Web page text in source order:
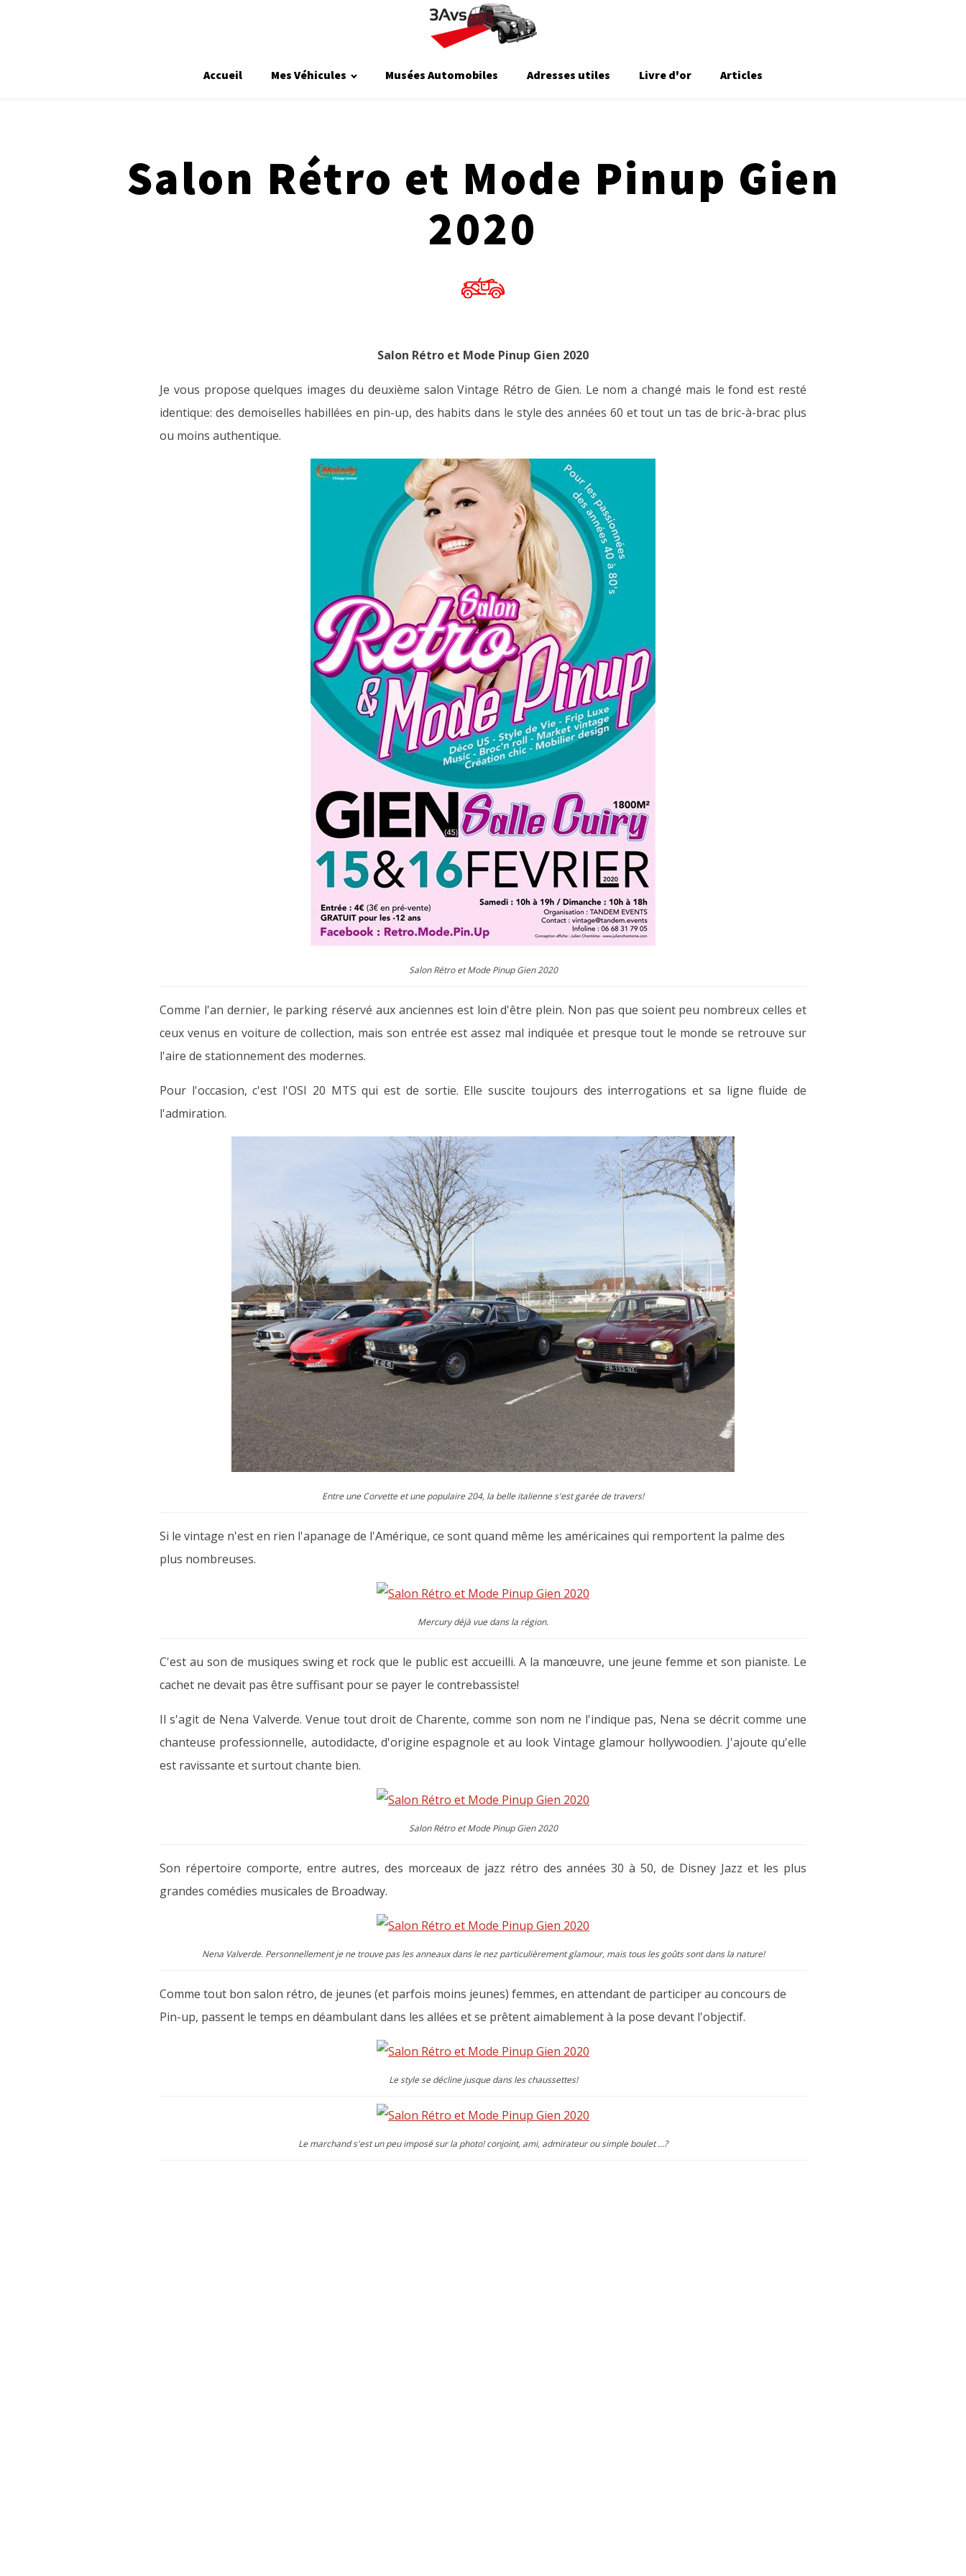
Accueil Mes Véhicules Musées Automobiles Adresses utiles Livre d'or Articles
Salon Rétro et Mode Pinup Gien
2020
Salon Rétro et Mode Pinup Gien 2020
Je vous propose quelques images du deuxième salon Vintage Rétro de Gien. Le nom a changé mais le fond est resté
identique: des demoiselles habillées en pin-up, des habits dans le style des années 60 et tout un tas de bric-à-brac plus
ou moins authentique.
Salon Rétro et Mode Pinup Gien 2020
Comme l'an dernier, le parking réservé aux anciennes est loin d'être plein. Non pas que soient peu nombreux celles et
ceux venus en voiture de collection, mais son entrée est assez mal indiquée et presque tout le monde se retrouve sur
l'aire de stationnement des modernes.
Pour l'occasion, c'est l'OSI 20 MTS qui est de sortie. Elle suscite toujours des interrogations et sa ligne fluide de
l'admiration.
Entre une Corvette et une populaire 204, la belle italienne s'est garée de travers!
Si le vintage n'est en rien l'apanage de l'Amérique, ce sont quand même les américaines qui remportent la palme des
plus nombreuses.
Mercury déjà vue dans la région.
C'est au son de musiques swing et rock que le public est accueilli. A la manœuvre, une jeune femme et son pianiste. Le
cachet ne devait pas être suffisant pour se payer le contrebassiste!
Il s'agit de Nena Valverde. Venue tout droit de Charente, comme son nom ne l'indique pas, Nena se décrit comme une
chanteuse professionnelle, autodidacte, d'origine espagnole et au look Vintage glamour hollywoodien. J'ajoute qu'elle
est ravissante et surtout chante bien.
Salon Rétro et Mode Pinup Gien 2020
Son répertoire comporte, entre autres, des morceaux de jazz rétro des années 30 à 50, de Disney Jazz et les plus
grandes comédies musicales de Broadway.
Nena Valverde. Personnellement je ne trouve pas les anneaux dans le nez particulièrement glamour, mais tous les goûts sont dans la nature!
Comme tout bon salon rétro, de jeunes (et parfois moins jeunes) femmes, en attendant de participer au concours de
Pin-up, passent le temps en déambulant dans les allées et se prêtent aimablement à la pose devant l'objectif.
Le style se décline jusque dans les chaussettes!
Le marchand s'est un peu imposé sur la photo! conjoint, ami, admirateur ou simple boulet …?